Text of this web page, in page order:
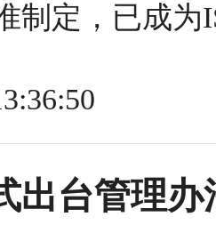
制定，已成为
出台管理